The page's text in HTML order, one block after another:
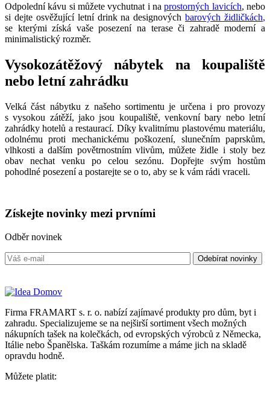
Odpolední kávu si můžete vychutnat i naprostorných lavicích, nebo
si dejte osvěžující letní drink na designovýchbarových židličkách,
se kterými získá vaše posezení na terase či zahradě moderní a
minimalistický rozměr.
Vysokozátěžový nábytek na koupaliště
nebo letní zahrádku
Velká část nábytku z našeho sortimentu je určena i pro provozy
s vysokou zátěží, jako jsou koupaliště, venkovní bary nebo letní
zahrádky hotelů a restaurací. Díky kvalitnímu plastovému materiálu,
odolnému proti mechanickému poškození, slunečním paprskům,
vlhkosti a dalším povětrnostním vlivům, můžete židle i stoly bez
obav nechat venku po celou sezónu. Dopřejte svým hostům
pohodlné posezení a postarejte se o to, aby se k vám rádi vraceli.
Získejte novinky mezi prvními
Odběr novinek
Firma FRAMART s. r. o. nabízí zajímavé produkty pro dům, byt i
zahradu. Specializujeme se na nejširší sortiment všech možných
nákupních tašek na kolečkách, od evropských výrobců z Německa,
Itálie nebo Španělska. Taškám rozumíme a máme jich na skladě
opravdu hodně.
Můžete platit: